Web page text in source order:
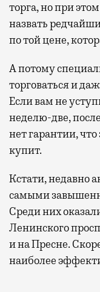
торга, но при
назвать
по той цене,
А потому
торговаться и
Если вам не
неделю-две,
нет гарантии,
купит.
Кстати, недавно
самыми
Среди них
Ленинского
и на Пресне.
наиболее